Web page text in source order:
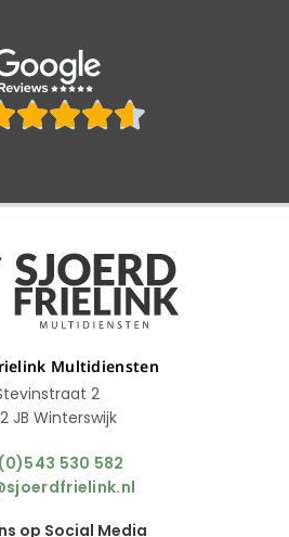

Multidiensten
2
JB Winterswijk
530 582
op Social Media